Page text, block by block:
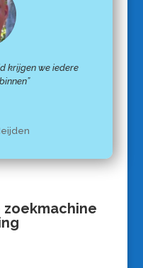
krijgen we iedere
zoekmachine